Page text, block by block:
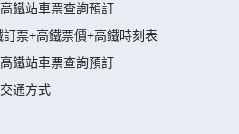
鐵站車票查詢預訂
訂票+高鐵票價+高鐵時刻表
鐵站車票查詢預訂
通方式